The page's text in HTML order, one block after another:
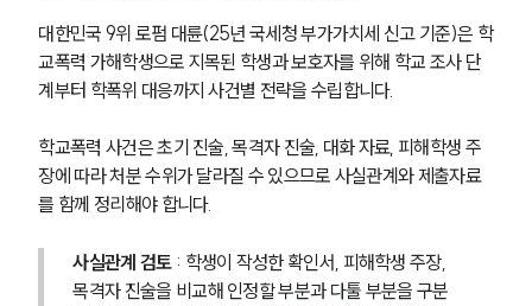
대한민국 9위 로펌 대륜(25년 국세청 부가가치세 신고 기준)은 학
교폭력 가해학생으로 지목된 학생과 보호자를 위해 학교 조사 단
계부터 학폭위 대응까지 사건별 전략을 수립합니다.
학교폭력 사건은 초기 진술, 목격자 진술, 대화 자료, 피해학생 주
장에 따라 처분 수위가 달라질 수 있으므로 사실관계와 제출자료
를 함께 정리해야 합니다.
사실관계 검토 : 학생이 작성한 확인서, 피해학생 주장,
목격자 진술을 비교해 인정할 부분과 다툴 부분을 구분